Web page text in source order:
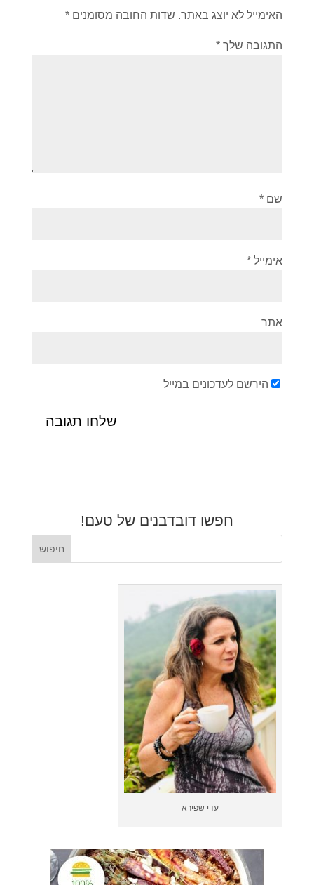
האימייל לא יוצג באתר. שדות החובה מסומנים *
התגובה שלך *
שם *
אימייל *
אתר
הירשם לעדכונים במייל
חפשו דובדבנים של טעם!
עדי שפירא